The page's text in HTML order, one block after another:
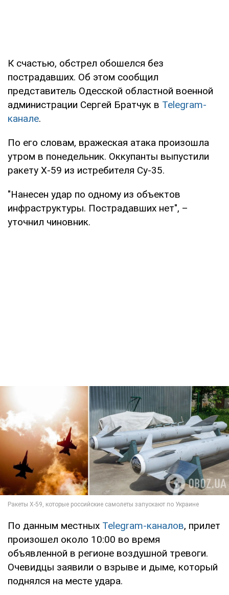
К счастью, обстрел обошелся без
пострадавших. Об этом сообщил
представитель Одесской областной военной
администрации Сергей Братчук в Telegram-
канале.
По его словам, вражеская атака произошла
утром в понедельник. Оккупанты выпустили
ракету Х-59 из истребителя Су-35.
"Нанесен удар по одному из объектов
инфраструктуры. Пострадавших нет", –
уточнил чиновник.
По данным местных Telegram-каналов, прилет
произошел около 10:00 во время
объявленной в регионе воздушной тревоги.
Очевидцы заявили о взрыве и дыме, который
поднялся на месте удара.